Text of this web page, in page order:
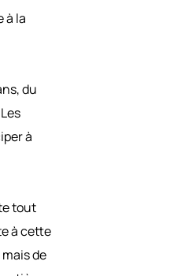
à la
du
à
tout
à cette
de